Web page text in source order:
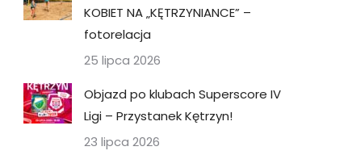
KOBIET NA „KĘTRZYNIANCE” –
fotorelacja
25 lipca 2026
Objazd po klubach Superscore IV
Ligi – Przystanek Kętrzyn!
23 lipca 2026